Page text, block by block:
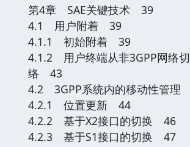
第4章 SAE关键技术 39
4.1 用户附着 39
4.1.1 初始附着 39
4.1.2 用户终端从非3GPP网络切
络 43
4.2 3GPP系统内的移动性管
4.2.1 位置更新 44
4.2.2 基于X2接口的切换 46
4.2.3 基于S1接口的切换 47